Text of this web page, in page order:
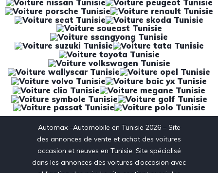
Automax –Automobile en Tunisie 2026 – Site
des annonces de vente et achat des voitures
occasion et neuves en Tunisie. Site spécialisé
dans les annonces des voitures d’occasion avec